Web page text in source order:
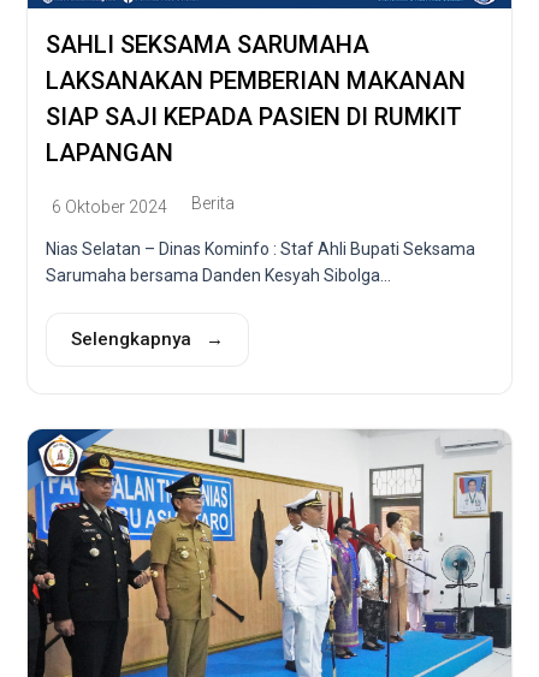
SAHLI SEKSAMA SARUMAHA
LAKSANAKAN PEMBERIAN MAKANAN
SIAP SAJI KEPADA PASIEN DI RUMKIT
LAPANGAN
6 Oktober 2024 Berita
Nias Selatan – Dinas Kominfo : Staf Ahli Bupati Seksama
Sarumaha bersama Danden Kesyah Sibolga...
Selengkapnya →